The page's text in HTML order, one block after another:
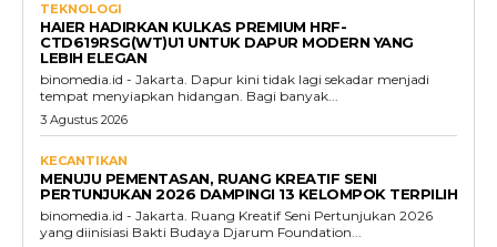
TEKNOLOGI
HAIER HADIRKAN KULKAS PREMIUM HRF-
CTD619RSG(WT)U1 UNTUK DAPUR MODERN YANG
LEBIH ELEGAN
binomedia.id - Jakarta. Dapur kini tidak lagi sekadar menjadi
tempat menyiapkan hidangan. Bagi banyak...
3 Agustus 2026
KECANTIKAN
MENUJU PEMENTASAN, RUANG KREATIF SENI
PERTUNJUKAN 2026 DAMPINGI 13 KELOMPOK TERPILIH
binomedia.id - Jakarta. Ruang Kreatif Seni Pertunjukan 2026
yang diinisiasi Bakti Budaya Djarum Foundation...